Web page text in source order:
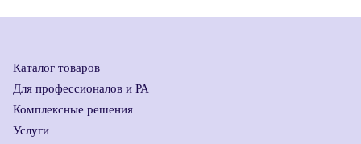
Каталог товаров
Для профессионалов и РА
Комплексные решения
Услуги